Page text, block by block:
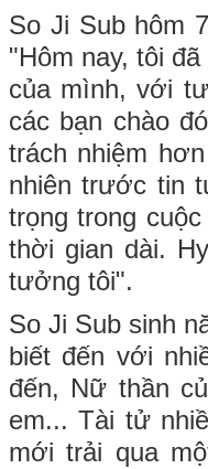
So Ji Sub hôm
"Hôm nay, tôi
của mình, với
các bạn chào
trách nhiệm
nhiên trước tin
trọng trong
thời gian dài.
tưởng tôi".
So Ji Sub sinh
biết đến với
đến, Nữ thần
em... Tài tử
mới trải qua